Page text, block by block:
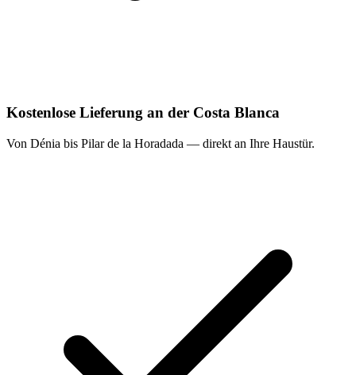
Kostenlose Lieferung an der Costa Blanca
Von Dénia bis Pilar de la Horadada — direkt an Ihre Haustür.